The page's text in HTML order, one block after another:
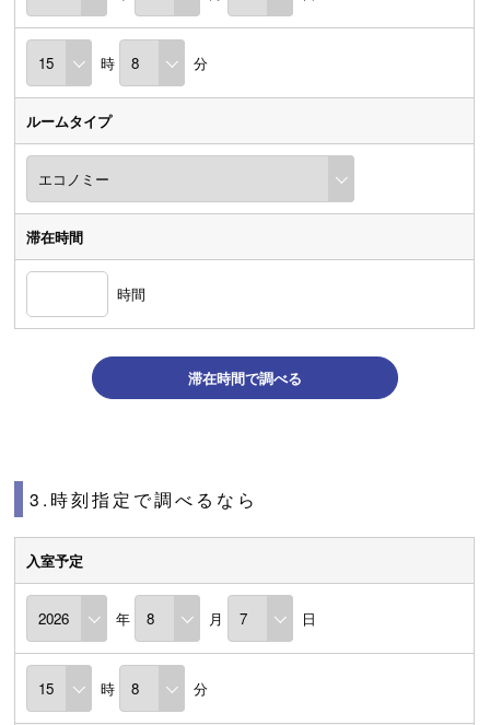
時 分
ルームタイプ
滞在時間
時間
滞在時間で調べる
3.時刻指定で調べるなら
入室予定
年 月 日
時 分